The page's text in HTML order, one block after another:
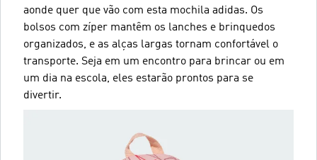
aonde quer que vão com esta mochila adidas. Os
bolsos com zíper mantêm os lanches e brinquedos
organizados, e as alças largas tornam confortável o
transporte. Seja em um encontro para brincar ou em
um dia na escola, eles estarão prontos para se
divertir.